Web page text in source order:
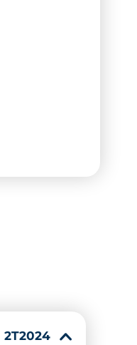
2T2024 ▾